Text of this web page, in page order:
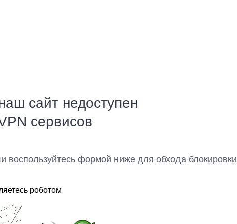
сайт недоступен
сервисов
воспользуйтесь формой ниже для обхода блокировки
роботом